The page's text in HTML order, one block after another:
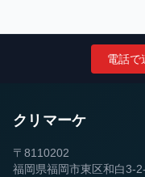
電話で
クリマーケ
〒8110202
福岡県福岡市東区和白3-